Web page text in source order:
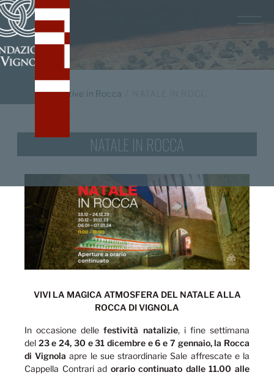
/ Iniziative in Rocca
NATALE IN ROCCA
VIVI LA MAGICA ATMOSFERA DEL NATALE ALLA
ROCCA DI VIGNOLA
In occasione dellefestività natalizie, i fine settimana
del 23 e 24, 30 e 31 dicembre e 6 e 7 gennaio, la Rocca
di Vignolaapre le sue straordinarie Sale affrescate e la
Cappella Contrari ad orario continuato dalle 11.00 alle